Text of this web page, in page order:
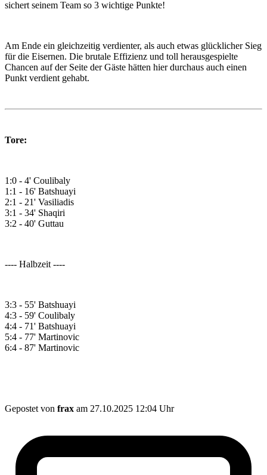
sichert seinem Team so 3 wichtige Punkte!
Am Ende ein gleichzeitig verdienter, als auch etwas glücklicher Sieg
für die Eisernen. Die brutale Effizienz und toll herausgespielte
Chancen auf der Seite der Gäste hätten hier durchaus auch einen
Punkt verdient gehabt.
Tore:
1:0 - 4' Coulibaly
1:1 - 16' Batshuayi
2:1 - 21' Vasiliadis
3:1 - 34' Shaqiri
3:2 - 40' Guttau
---- Halbzeit ----
3:3 - 55' Batshuayi
4:3 - 59' Coulibaly
4:4 - 71' Batshuayi
5:4 - 77' Martinovic
6:4 - 87' Martinovic
Gepostet von frax am 27.10.2025 12:04 Uhr